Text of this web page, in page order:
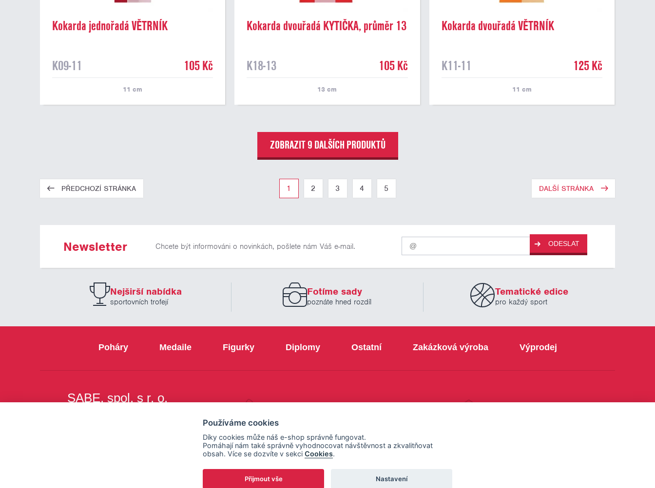
Kokarda jednořadá VĚTRNÍK
K09-11
105 Kč
11 cm
Kokarda dvouřadá KYTIČKA, průměr 13
K18-13
105 Kč
13 cm
Kokarda dvouřadá VĚTRNÍK
K11-11
125 Kč
11 cm
ZOBRAZIT 9 DALŠÍCH PRODUKTŮ
PŘEDCHOZÍ STRÁNKA 1 2 3 4 5 DALŠÍ STRÁNKA
Newsletter Chcete být informováni o novinkách, pošlete nám Váš e-mail.
Pro
odběr
našich
novinek
ODESLAT
Nejširší nabídka
sportovních trofejí
Fotíme sady
poznáte hned rozdíl
Tematické edice
pro každý sport
Poháry Medaile Figurky Diplomy Ostatní Zakázková výroba Výprodej
SABE, spol. s r. o.
nastavení cookies
Používáme cookies
Díky cookies může náš e-shop správně fungovat.
Pomáhají nám také správně vyhodnocovat návštěvnost a zkvalitňovat
obsah. Více se dozvíte v sekci Cookies.
Přijmout vše Nastavení